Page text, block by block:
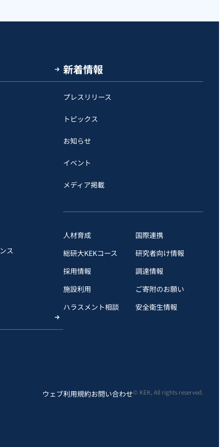
ス
新着情報
プレスリリース
トピックス
お知らせ
イベント
メディア掲載
人材育成
国際連携
総研大KEKコース
研究者向け情報
採用情報
調達情報
施設利用
ご寄附のお願い
ハラスメント相談
安全衛⽣情報
ウェブ利用規約お問い合わせ© KEK, All rights reserved.